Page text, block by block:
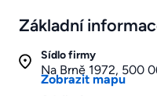
Základní
Sídlo firmy
Na Brně 1972, 500
Zobrazit mapu